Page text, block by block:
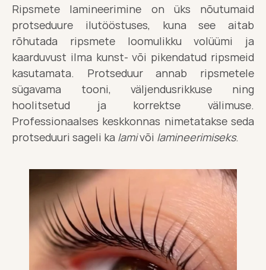
Ripsmete lamineerimine on üks nõutumaid
protseduure ilutööstuses, kuna see aitab
rõhutada ripsmete loomulikku volüümi ja
kaarduvust ilma kunst- või pikendatud ripsmeid
kasutamata. Protseduur annab ripsmetele
sügavama tooni, väljendusrikkuse ning
hoolitsetud ja korrektse välimuse.
Professionaalses keskkonnas nimetatakse seda
protseduuri sageli ka lami või lamineerimiseks.